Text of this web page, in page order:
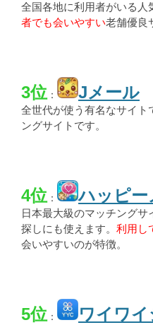
全国各地に利用者がいる人
者でも会いやすい老舗優良
3位： Jメール
全世代が使う有名なサイト
ングサイトです。
4位： ハッピー
日本最大級のマッチングサ
探しにも使えます。 利用し
会いやすいのが特徴。
5位： ワイワイ